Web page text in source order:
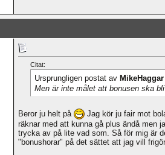
Citat:
Ursprungligen postat av MikeHaggar
Men är inte målet att bonusen ska
Beror ju helt på
Jag kör ju fair mot
räknar med att kunna gå plus ändå men
trycka av på lite vad som. Så för mig är
"bonushorar" på det sättet att jag vill